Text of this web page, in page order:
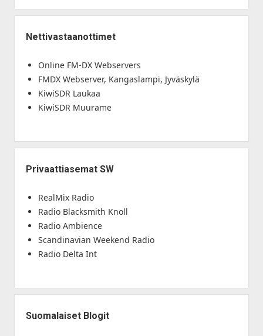
Nettivastaanottimet
Online FM-DX Webservers
FMDX Webserver, Kangaslampi, Jyväskylä
KiwiSDR Laukaa
KiwiSDR Muurame
Privaattiasemat SW
RealMix Radio
Radio Blacksmith Knoll
Radio Ambience
Scandinavian Weekend Radio
Radio Delta Int
Suomalaiset Blogit